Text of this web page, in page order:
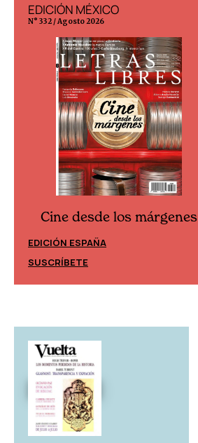
EDICIÓN MÉXICO
N° 332 / Agosto 2026
Cine desde los márgenes
EDICIÓN ESPAÑA
SUSCRÍBETE